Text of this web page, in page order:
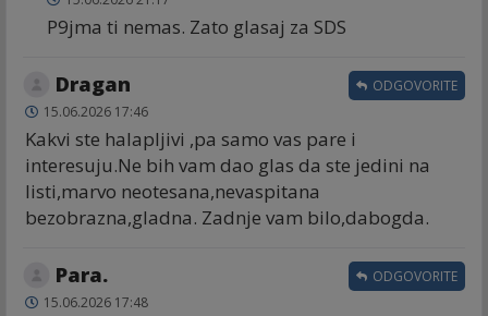
P9jma ti nemas. Zato glasaj za SDS
Dragan
15.06.2026 17:46
Kakvi ste halapljivi ,pa samo vas pare i
interesuju.Ne bih vam dao glas da ste jedini na
listi,marvo neotesana,nevaspitana
bezobrazna,gladna. Zadnje vam bilo,dabogda.
ODGOVORITE
Para.
15.06.2026 17:48
ODGOVORITE